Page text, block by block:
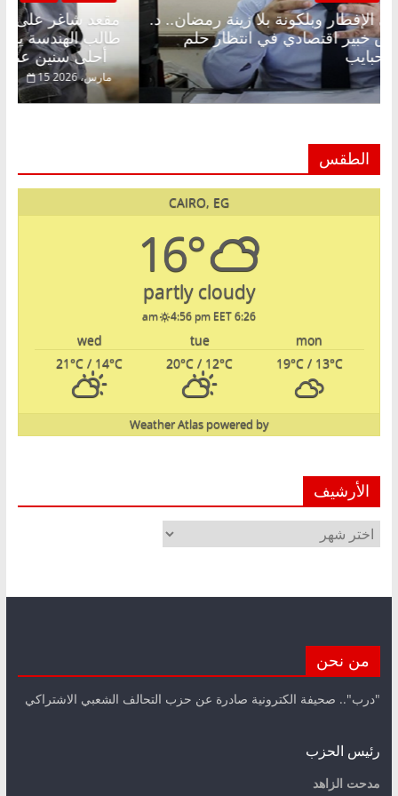
مقعد شاغر على الإفطار وبلكونة بلا زينة رمضان.. د.
عبدالخالق فاروق خبير اقتصادي في انتظار حلم
الحرية ولمة الحبايب
22 فبراير، 2026
الطقس
CAIRO, EG
16°
partly cloudy
6:26 am
4:56 pm EET
mon
tue
wed
19°C/ 13°C
20°C / 12°C
21°C / 14°C
powered by
Weather Atlas
الأرشيف
الأرشيف
من نحن
"درب".. صحيفة الكترونية صادرة عن حزب التحالف الشعبي الاشتراكي
رئيس الحزب
مدحت الزاهد